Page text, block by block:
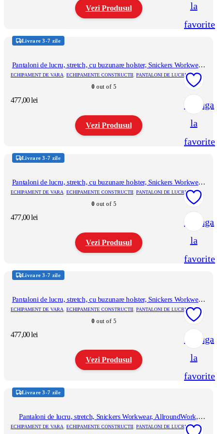
la
favorite
Vezi Produsul
produs
are
multe
variații.
Opțiunile
fi
alese
Adauga
la
favorite
Livrare 3-7 zile
Pantaloni de lucru, stretch, cu buzunare holster, Snickers Workwear,
AllroundWork, 6241, Steel Grey/Black
ECHIPAMENT DE VARA, ECHIPAMENTE CONSTRUCTII, PANTALONI DE LUCRU
0 out of 5
477,00lei
Vezi Produsul
produs
are
multe
variații.
Opțiunile
fi
alese
Adauga
la
favorite
Livrare 3-7 zile
Pantaloni de lucru, stretch, cu buzunare holster, Snickers Workwear,
AllroundWork, 6241, True Blue/Black
ECHIPAMENT DE VARA, ECHIPAMENTE CONSTRUCTII, PANTALONI DE LUCRU
0 out of 5
477,00lei
Vezi Produsul
produs
are
multe
variații.
Opțiunile
fi
alese
Adauga
la
favorite
Livrare 3-7 zile
Pantaloni de lucru, stretch, cu buzunare holster, Snickers Workwear,
AllroundWork, 6241, White/Black
ECHIPAMENT DE VARA, ECHIPAMENTE CONSTRUCTII, PANTALONI DE LUCRU
0 out of 5
477,00lei
Vezi Produsul
produs
are
multe
variații.
Opțiunile
Livrare 3-7 zile
Pantaloni de lucru, stretch, Snickers Workwear, AllroundWork,
6341, Black/Black
ECHIPAMENT DE VARA, ECHIPAMENTE CONSTRUCTII, PANTALONI DE LUCRU